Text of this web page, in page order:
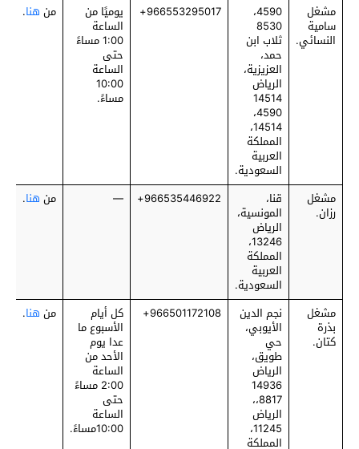
مشغل
سامية
النسائي.
4590،
8530
ثلاب ابن
حمد،
العزيزية،
الرياض
14514
4590،
14514،
المملكة
العربية
السعودية.
‎966553295017+ يوميًا من
الساعة
1:00 مساءً
حتى
الساعة
10:00
مساءً.
من هنا.
مشغل
رزان.
قنا،
المونسية،
الرياض
13246،
المملكة
العربية
السعودية.
‎966535446922+
— من هنا.
مشغل
بذرة
كتان.
نجم الدين
الأيوبي،
حي
طويق،
الرياض
14936
8817،،
الرياض
11245،
المملكة
‎966501172108+ كل أيام
الأسبوع ما
عدا يوم
الأحد من
الساعة
2:00 مساءً
حتى
الساعة
10:00مساءً.
من هنا.